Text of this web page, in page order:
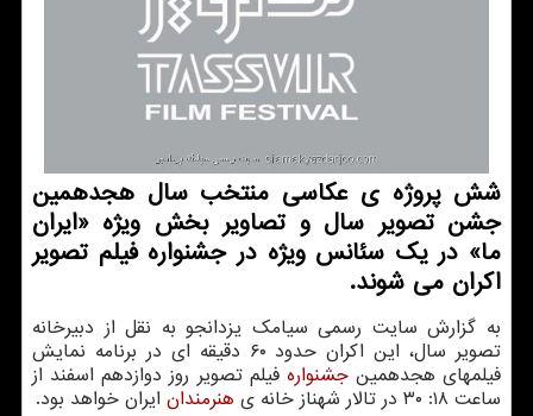
شش پروژه ی عکاسی منتخب سال هجدهمین
جشن تصویر سال و تصاویر بخش ویژه «ایران
ما» در یک سئانس ویژه در جشنواره فیلم تصویر
اکران می شوند.
به گزارش سایت رسمی سیامک یزدانجو به نقل از دبیرخانه
تصویر سال، این اکران حدود ۶۰ دقیقه ای در برنامه نمایش
فیلمهای هجدهمینجشنواره فیلم تصویر روز دوازدهم اسفند از
ساعت ۱۸: ۳۰ در تالار شهناز خانه ی
هنرمندان ایران خواهد بود.